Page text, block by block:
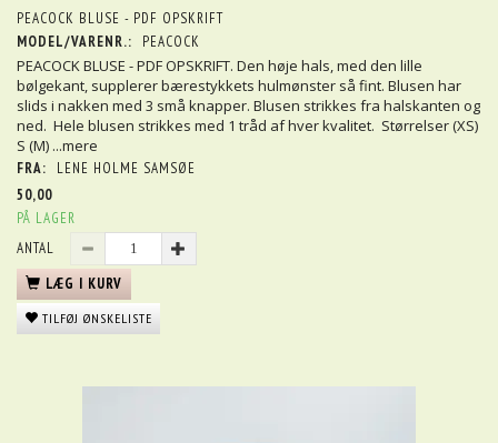
PEACOCK BLUSE - PDF OPSKRIFT
MODEL/VARENR.:
PEACOCK
PEACOCK BLUSE - PDF OPSKRIFT. Den høje hals, med den lille
bølgekant, supplerer bærestykkets hulmønster så fint. Blusen har
slids i nakken med 3 små knapper. Blusen strikkes fra halskanten og
ned. Hele blusen strikkes med 1 tråd af hver kvalitet. Størrelser (XS)
S (M) ...mere
FRA:
LENE HOLME SAMSØE
50,00
PÅ LAGER
ANTAL
LÆG I KURV
TILFØJ ØNSKELISTE